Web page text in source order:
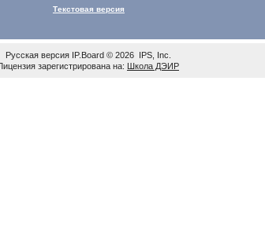
Текстовая версия
Русская версия IP.Board© 2026 IPS, Inc
зарегистрирована на: Школа ДЭИР